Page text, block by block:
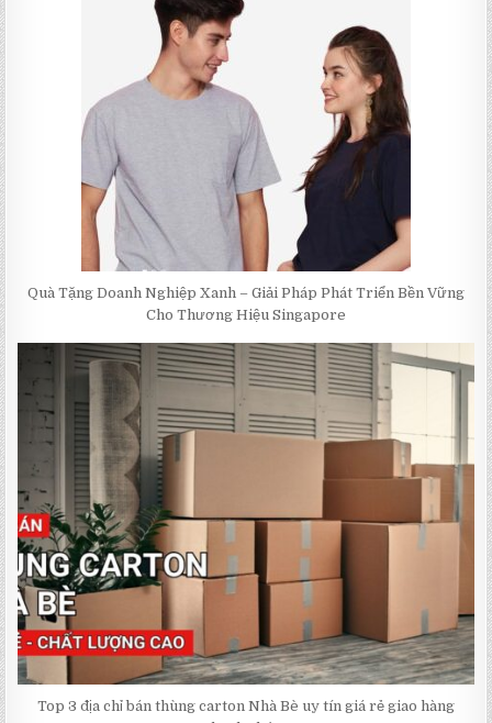
Quà Tặng Doanh Nghiệp Xanh – Giải Pháp Phát Triển Bền Vững
Cho Thương Hiệu Singapore
Top 3 địa chỉ bán thùng carton Nhà Bè uy tín giá rẻ giao hàng